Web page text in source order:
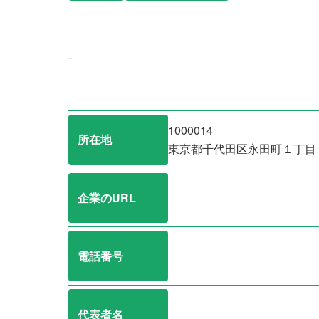
-
所在地
1000014
東京都千代田区永田町１丁
企業のURL
電話番号
代表者名